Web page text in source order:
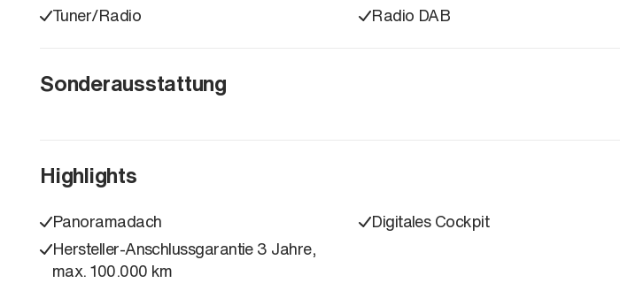
Tuner/Radio
Radio DAB
Sonderausstattung
Highlights
Panoramadach
Digitales Cockpit
Hersteller-Anschlussgarantie 3 Jahre,
max. 100.000 km